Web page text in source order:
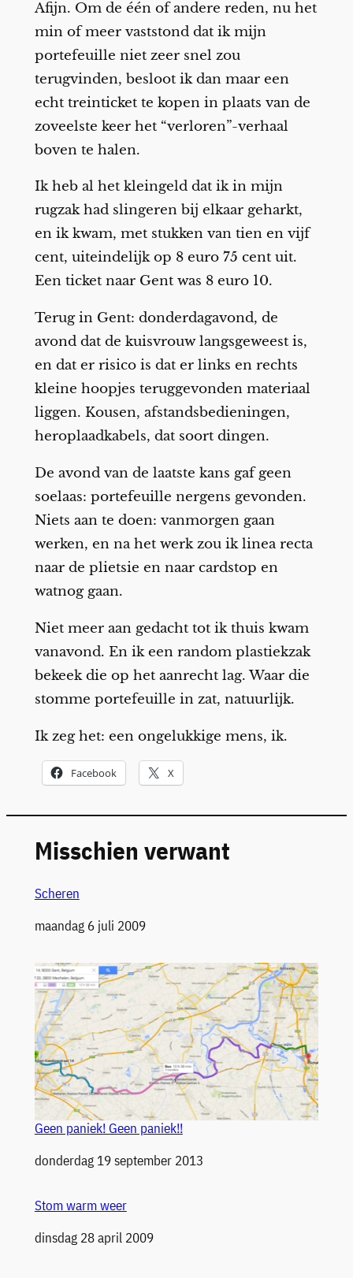
Afijn. Om de één of andere reden, nu het
min of meer vaststond dat ik mijn
portefeuille niet zeer snel zou
terugvinden, besloot ik dan maar een
echt treinticket te kopen in plaats van de
zoveelste keer het “verloren”-verhaal
boven te halen.
Ik heb al het kleingeld dat ik in mijn
rugzak had slingeren bij elkaar geharkt,
en ik kwam, met stukken van tien en vijf
cent, uiteindelijk op 8 euro 75 cent uit.
Een ticket naar Gent was 8 euro 10.
Terug in Gent: donderdagavond, de
avond dat de kuisvrouw langsgeweest is,
en dat er risico is dat er links en rechts
kleine hoopjes teruggevonden materiaal
liggen. Kousen, afstandsbedieningen,
heroplaadkabels, dat soort dingen.
De avond van de laatste kans gaf geen
soelaas: portefeuille nergens gevonden.
Niets aan te doen: vanmorgen gaan
werken, en na het werk zou ik linea recta
naar de plietsie en naar cardstop en
watnog gaan.
Niet meer aan gedacht tot ik thuis kwam
vanavond. En ik een random plastiekzak
bekeek die op het aanrecht lag. Waar die
stomme portefeuille in zat, natuurlijk.
Ik zeg het: een ongelukkige mens, ik.
Facebook X
Misschien verwant
Scheren
Datum
maandag 6 juli 2009
Geen paniek! Geen paniek!!
Datum
donderdag 19 september 2013
Stom warm weer
Datum
dinsdag 28 april 2009